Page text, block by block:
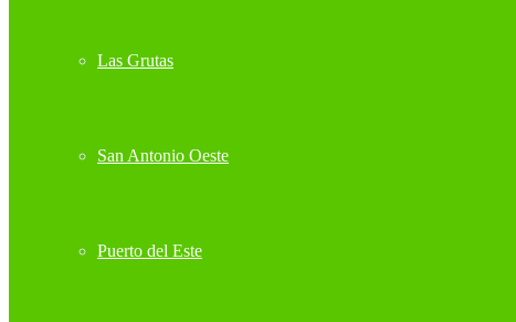
Las Grutas
San Antonio Oeste
Puerto del Este